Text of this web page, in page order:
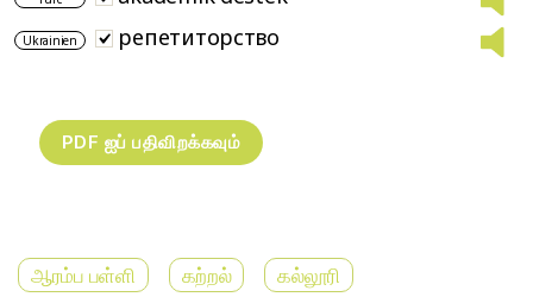
Ukrainien репетиторствo
ஆரம்ப பள்ளி கற்றல் கல்லூரி